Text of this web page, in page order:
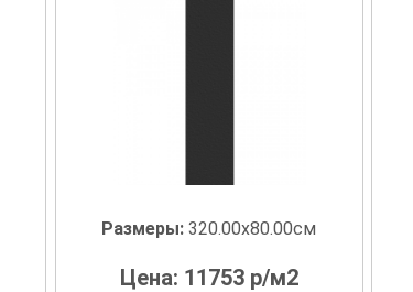
Размеры:320.00x80.00см
Цена: 11753р/м2